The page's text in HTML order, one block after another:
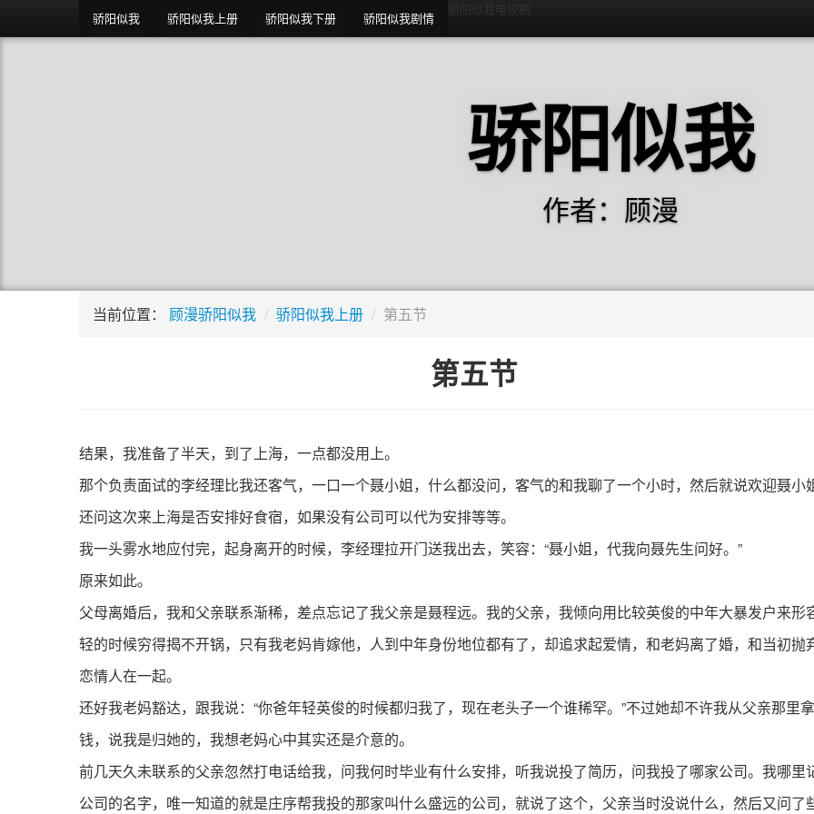
骄阳似我 骄阳似我上册 骄阳似我下册 骄阳似我剧情
骄阳似我
作者：顾漫
当前位置： 顾漫骄阳似我 / 骄阳似我上册 / 第五节
第五节
结果，我准备了半天，到了上海，一点都没用上。
那个负责面试的李经理比我还客气，一口一个聂小姐，什么都没问，客气的和我聊了一个小时，然后就说欢迎聂小
还问这次来上海是否安排好食宿，如果没有公司可以代为安排等等。
我一头雾水地应付完，起身离开的时候，李经理拉开门送我出去，笑容：“聂小姐，代我向聂先生问好。”
原来如此。
父母离婚后，我和父亲联系渐稀，差点忘记了我父亲是聂程远。我的父亲，我倾向用比较英俊的中年大暴发户来形
轻的时候穷得揭不开锅，只有我老妈肯嫁他，人到中年身份地位都有了，却追求起爱情，和老妈离了婚，和当初抛
恋情人在一起。
还好我老妈豁达，跟我说：“你爸年轻英俊的时候都归我了，现在老头子一个谁稀罕。”不过她却不许我从父亲那里
钱，说我是归她的，我想老妈心中其实还是介意的。
前几天久未联系的父亲忽然打电话给我，问我何时毕业有什么安排，听我说投了简历，问我投了哪家公司。我哪里
公司的名字，唯一知道的就是庄序帮我投的那家叫什么盛远的公司，就说了这个，父亲当时没说什么，然后又问了